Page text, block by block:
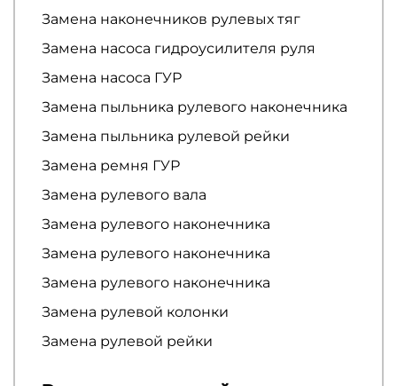
Замена наконечников рулевых тяг
Замена насоса гидроусилителя руля
Замена насоса ГУР
Замена пыльника рулевого наконечника
Замена пыльника рулевой рейки
Замена ремня ГУР
Замена рулевого вала
Замена рулевого наконечника
Замена рулевого наконечника
Замена рулевого наконечника
Замена рулевой колонки
Замена рулевой рейки